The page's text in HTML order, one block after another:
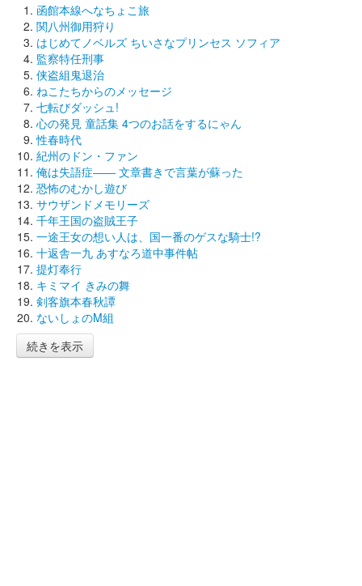
函館本線へなちょこ旅
関八州御用狩り
はじめてノベルズ ちいさなプリンセス ソフィア
監察特任刑事
侠盗組鬼退治
ねこたちからのメッセージ
七転びダッシュ!
心の発見 童話集 4つのお話をするにゃん
性春時代
紀州のドン・ファン
俺は失語症―― 文章書きで言葉が蘇った
恐怖のむかし遊び
サウザンドメモリーズ
千年王国の盗賊王子
一途王女の想い人は、国一番のゲスな騎士!?
十返舎一九 あすなろ道中事件帖
提灯奉行
キミマイ きみの舞
剣客旗本春秋譚
ないしょのM組
続きを表示